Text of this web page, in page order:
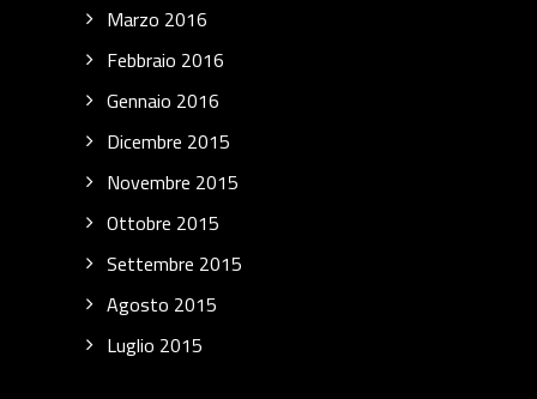
Marzo 2016
Febbraio 2016
Gennaio 2016
Dicembre 2015
Novembre 2015
Ottobre 2015
Settembre 2015
Agosto 2015
Luglio 2015